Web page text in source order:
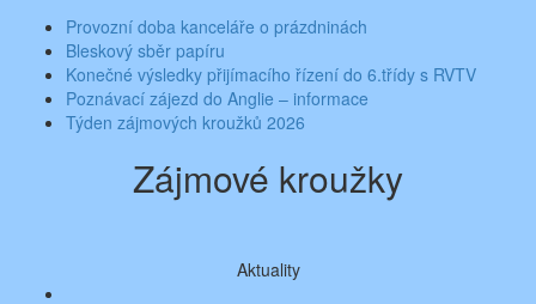
Provozní doba kanceláře o prázdninách
Bleskový sběr papíru
Konečné výsledky přijímacího řízení do 6.třídy s RVTV
Poznávací zájezd do Anglie – informace
Týden zájmových kroužků 2026
Zájmové kroužky
Aktuality